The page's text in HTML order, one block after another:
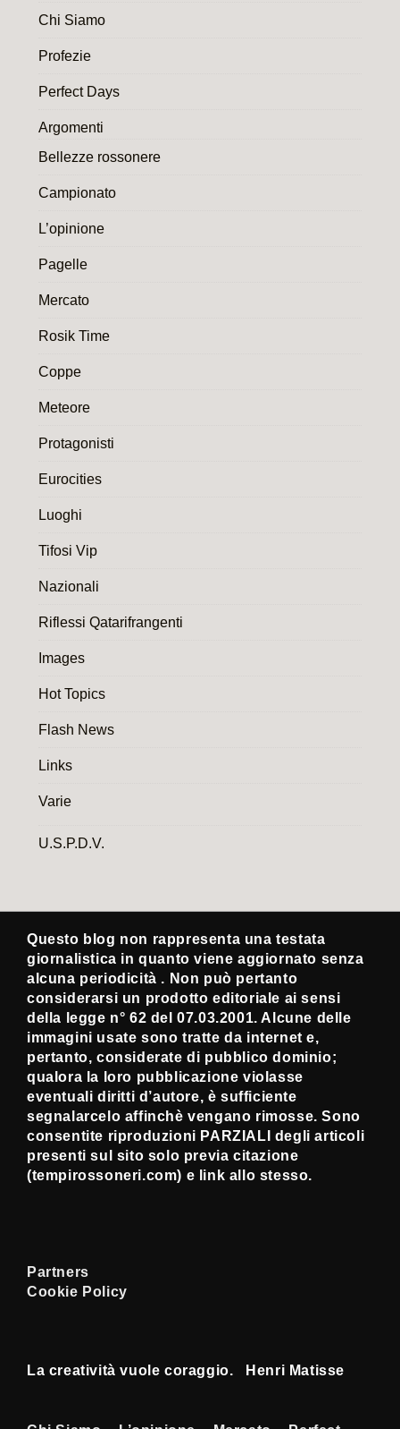
Chi Siamo
Profezie
Perfect Days
Argomenti
Bellezze rossonere
Campionato
L’opinione
Pagelle
Mercato
Rosik Time
Coppe
Meteore
Protagonisti
Eurocities
Luoghi
Tifosi Vip
Nazionali
Riflessi Qatarifrangenti
Images
Hot Topics
Flash News
Links
Varie
U.S.P.D.V.
Questo blog non rappresenta una testata
giornalistica in quanto viene aggiornato senza
alcuna periodicità . Non può pertanto
considerarsi un prodotto editoriale ai sensi
della legge n° 62 del 07.03.2001. Alcune delle
immagini usate sono tratte da internet e,
pertanto, considerate di pubblico dominio;
qualora la loro pubblicazione violasse
eventuali diritti d’autore, è sufficiente
segnalarcelo affinchè vengano rimosse. Sono
consentite riproduzioni PARZIALI degli articoli
presenti sul sito solo previa citazione
(tempirossoneri.com) e link allo stesso.
Partners
Cookie Policy
La creatività vuole coraggio. Henri Matisse